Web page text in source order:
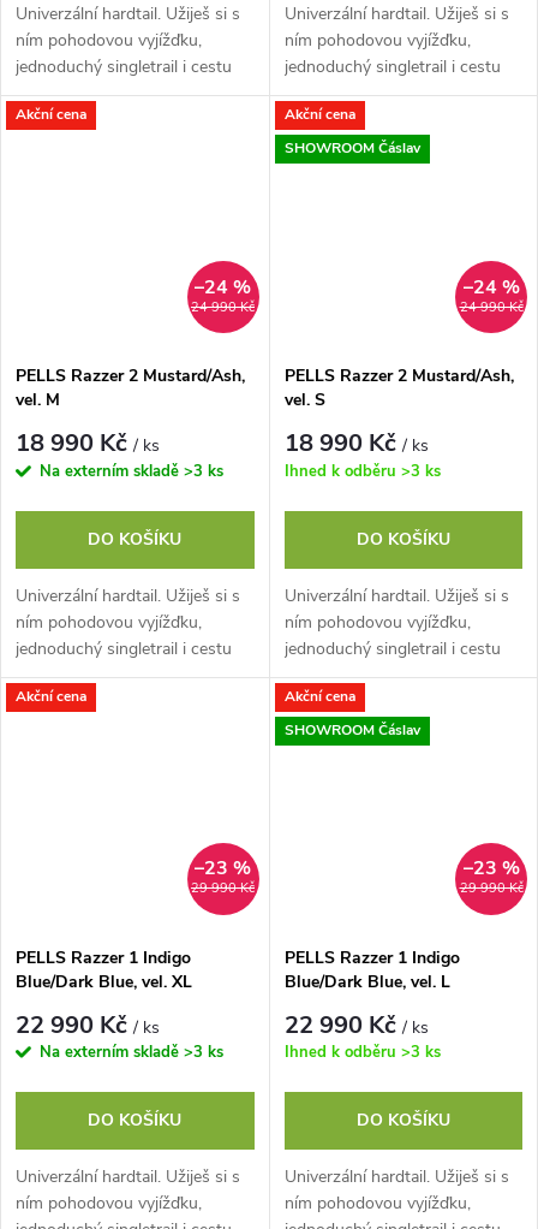
Univerzální hardtail. Užiješ si s
ním pohodovou vyjížďku,
jednoduchý singletrail i cestu
do práce. Jeho hliníkový rám s
Easy Trail geometrií perfektně...
Univerzální hardtail. Užiješ si s
ním pohodovou vyjížďku,
jednoduchý singletrail i cestu
do práce. Jeho hliníkový rám s
Easy Trail geometrií perfektně...
Akční cena
24 990 Kč
–24 %
PELLS Razzer 2 Mustard/Ash,
vel. M
18 990 Kč/ ks
Na externím skladě >3 ks
DO KOŠÍKU
Univerzální hardtail. Užiješ si s
ním pohodovou vyjížďku,
jednoduchý singletrail i cestu
do práce. Jeho hliníkový rám s
Easy Trail geometrií perfektně...
Akční cena
SHOWROOM Čáslav
24 990 Kč
–24 %
PELLS Razzer 2 Mustard/Ash,
vel. S
18 990 Kč/ ks
Ihned k odběru >3 ks
DO KOŠÍKU
Univerzální hardtail. Užiješ si s
ním pohodovou vyjížďku,
jednoduchý singletrail i cestu
do práce. Jeho hliníkový rám s
Easy Trail geometrií perfektně...
Akční cena
29 990 Kč
–23 %
PELLS Razzer 1 Indigo
Blue/Dark Blue, vel. XL
22 990 Kč/ ks
Na externím skladě >3 ks
DO KOŠÍKU
Univerzální hardtail. Užiješ si s
ním pohodovou vyjížďku,
Akční cena
SHOWROOM Čáslav
29 990 Kč
–23 %
PELLS Razzer 1 Indigo
Blue/Dark Blue, vel. L
22 990 Kč/ ks
Ihned k odběru >3 ks
DO KOŠÍKU
Univerzální hardtail. Užiješ si s
ním pohodovou vyjížďku,